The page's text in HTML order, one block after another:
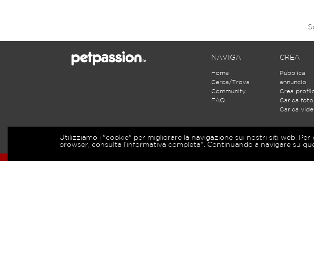
NAVIGA
Home
Cerca/Trova
Community
FAQ
CREA
Pubblica
annuncio
Crea
Carica foto
Carica
Utilizziamo i "cookie" per migliorare la navigazione sui nostri siti web.
browser, consulta l’informativa completa*. Continuando a navigare su